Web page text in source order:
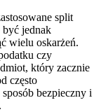
split
być jednak
wielu oskarżeń.
czy
który zacznie
często
bezpieczny i